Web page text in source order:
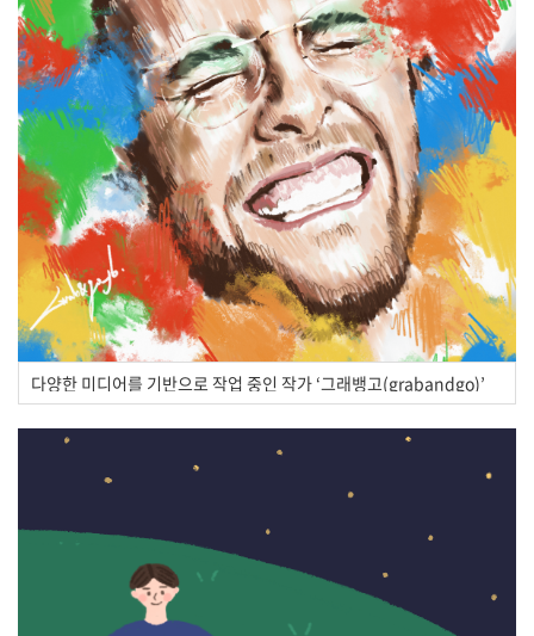
다양한 미디어를 기반으로 작업 중인 작가 ‘그래뱅고(grabandgo)’